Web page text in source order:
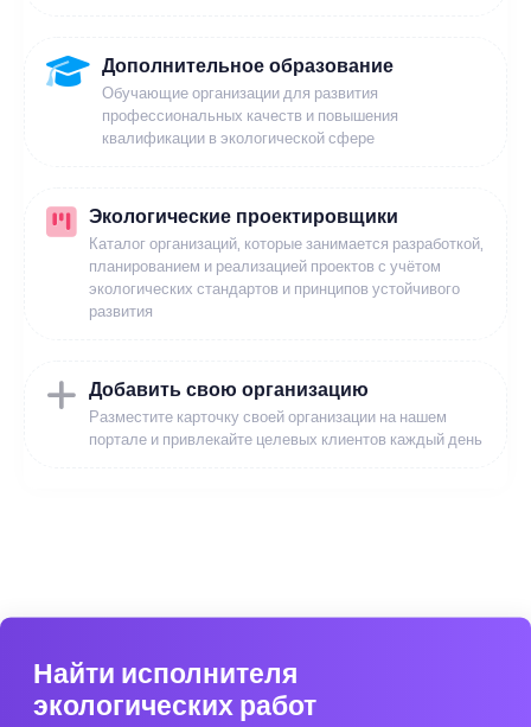
Дополнительное образование
Обучающие организации для развития
профессиональных качеств и повышения
квалификации в экологической сфере
Экологические проектировщики
Каталог организаций, которые занимается разработкой,
планированием и реализацией проектов с учётом
экологических стандартов и принципов устойчивого
развития
Добавить свою организацию
Разместите карточку своей организации на нашем
портале и привлекайте целевых клиентов каждый день
Найти исполнителя
экологических работ